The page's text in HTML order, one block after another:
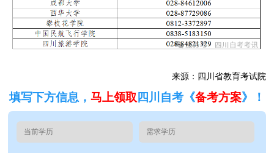
来源：四川省教育考试院
填写下方信息， 马上领取 四川自考《备考方案》！